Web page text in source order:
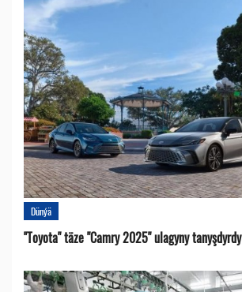
Dünýä
''Toyota" täze "Camry 2025" ulagyny tanyşdyrdy